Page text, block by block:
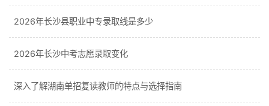
2026年长沙县职业中专录取线是多少
2026年长沙中考志愿录取变化
深入了解湖南单招复读教师的特点与选择指南